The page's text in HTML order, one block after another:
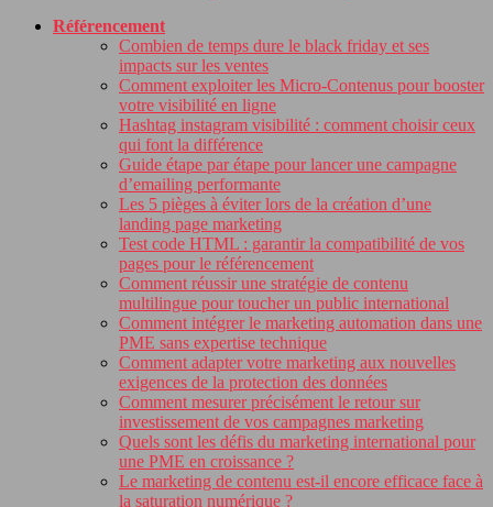
Référencement
Combien de temps dure le black friday et ses
impacts sur les ventes
Comment exploiter les Micro-Contenus pour booster
votre visibilité en ligne
Hashtag instagram visibilité : comment choisir ceux
qui font la différence
Guide étape par étape pour lancer une campagne
d’emailing performante
Les 5 pièges à éviter lors de la création d’une
landing page marketing
Test code HTML : garantir la compatibilité de vos
pages pour le référencement
Comment réussir une stratégie de contenu
multilingue pour toucher un public international
Comment intégrer le marketing automation dans une
PME sans expertise technique
Comment adapter votre marketing aux nouvelles
exigences de la protection des données
Comment mesurer précisément le retour sur
investissement de vos campagnes marketing
Quels sont les défis du marketing international pour
une PME en croissance ?
Le marketing de contenu est-il encore efficace face à
la saturation numérique ?